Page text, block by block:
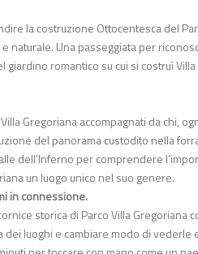
la costruzione Ottocentesca del
naturale. Una passeggiata per
giardino romantico su cui si costruì
Gregoriana accompagnati da chi,
del panorama custodito nella
dell’Inferno per comprendere
un luogo unico nel suo genere.
in connessione.
storica di Parco Villa
luoghi e cambiare modo di